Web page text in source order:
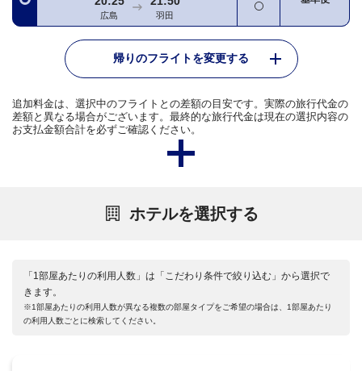
広島 羽田
帰りのフライトを変更する
追加料金は、選択中のフライトとの差額の目安です。実際の旅行代金の
差額と異なる場合がございます。最終的な旅行代金は現在の選択内容の
お支払金額合計を必ずご確認ください。
ホテルを選択する
「1部屋あたりの利用人数」は「こだわり条件で絞り込む」から選択で
きます。
※1部屋あたりの利用人数が異なる複数の部屋タイプをご希望の場合は、1部屋あたり
の利用人数ごとに検索してください。